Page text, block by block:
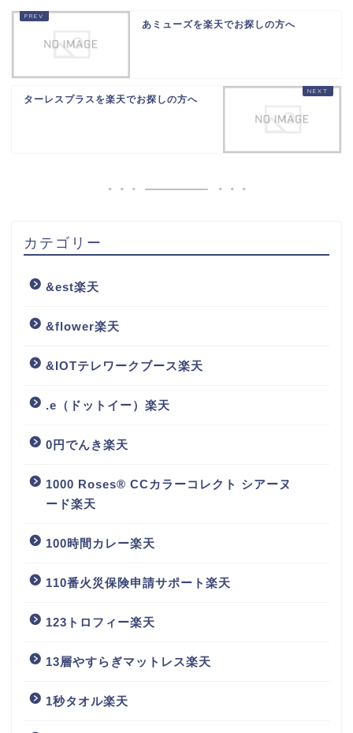
あミューズを楽天でお探しの方へ
ターレスプラスを楽天でお探しの方へ
カテゴリー
&est楽天
&flower楽天
&IOTテレワークブース楽天
.e（ドットイー）楽天
0円でんき楽天
1000 Roses® CCカラーコレクト シアーヌ
ード楽天
100時間カレー楽天
110番火災保険申請サポート楽天
123トロフィー楽天
13層やすらぎマットレス楽天
1秒タオル楽天